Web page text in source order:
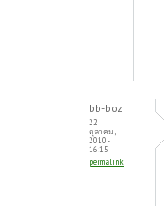
bb-boz
22
ตุลาคม,
2010 -
16:15
permalink